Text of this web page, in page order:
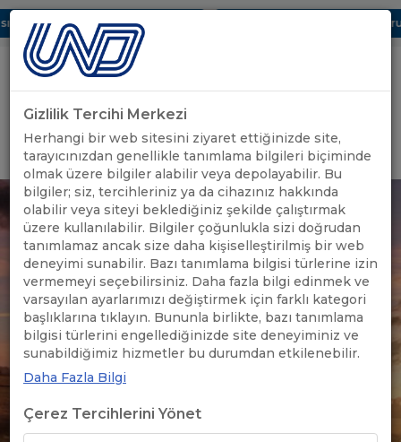
Dijital UBAK Bölümü Hakkında UND, Yunanistan Vize
Uluslararası Nakliyeciler Derneği
GİRİŞ YAP
Gizlilik Tercihi Merkezi
Herhangi bir web sitesini ziyaret ettiğinizde site,
tarayıcınızdan genellikle tanımlama bilgileri biçiminde
olmak üzere bilgiler alabilir veya depolayabilir. Bu
bilgiler; siz, tercihleriniz ya da cihazınız hakkında
olabilir veya siteyi beklediğiniz şekilde çalıştırmak
üzere kullanılabilir. Bilgiler çoğunlukla sizi doğrudan
tanımlamaz ancak size daha kişiselleştirilmiş bir web
deneyimi sunabilir. Bazı tanımlama bilgisi türlerine izin
vermemeyi seçebilirsiniz. Daha fazla bilgi edinmek ve
varsayılan ayarlarımızı değiştirmek için farklı kategori
başlıklarına tıklayın. Bununla birlikte, bazı tanımlama
bilgisi türlerini engellediğinizde site deneyiminiz ve
sunabildiğimiz hizmetler bu durumdan etkilenebilir.
Daha Fazla Bilgi
Çerez Tercihlerini Yönet